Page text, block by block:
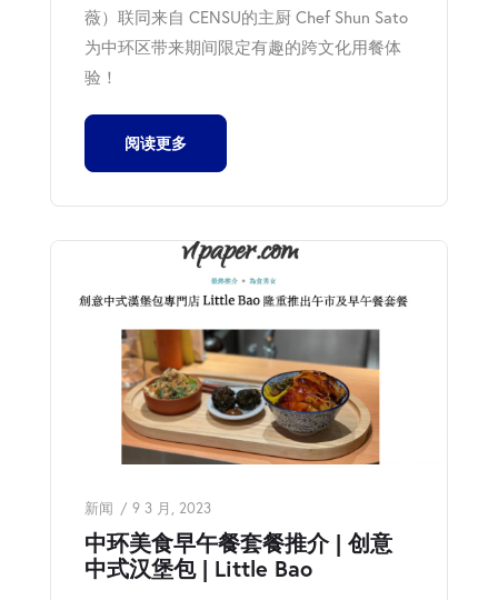
薇）联同来自 CENSU的主厨 Chef Shun Sato
为中环区带来期间限定有趣的跨文化用餐体
验！
阅读更多
新闻 9 3 月, 2023
中环美食早午餐套餐推介 | 创意
中式汉堡包 | Little Bao